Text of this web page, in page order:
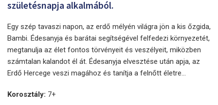
születésnapja alkalmából.
Egy szép tavaszi napon, az erdő mélyén világra jön a kis őzgida,
Bambi. Édesanyja és barátai segítségével felfedezi környezetét,
megtanulja az élet fontos törvényeit és veszélyeit, miközben
számtalan kalandot él át. Édesanyja elvesztése után apja, az
Erdő Hercege veszi magához és tanítja a felnőtt életre…
Korosztály: 7+